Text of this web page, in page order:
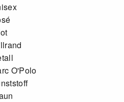
O'Polo